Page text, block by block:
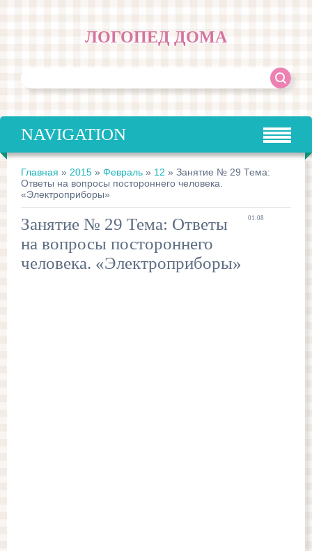
ЛОГОПЕД ДОМА
NAVIGATION
Главная » 2015 » Февраль » 12 » Занятие № 29 Тема:
Ответы на вопросы постороннего человека.
«Электроприборы»
01:08
Занятие № 29 Тема: Ответы
на вопросы постороннего
человека. «Электроприборы»